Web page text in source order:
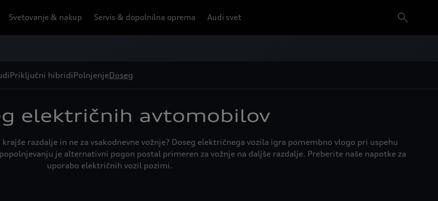
Svetovanje & nakup Servis & dopolnilna oprema Audi svet
Priključni hibridiPolnjenjeDoseg
električnih avtomobilov
razdalje in ne za vsakodnevne vožnje? Doseg električnega vozila igra pomembno vlogo pri uspehu
je alternativni pogon postal primeren za vožnje na daljše razdalje. Preberite naše napotke za
uporabo električnih vozil pozimi.